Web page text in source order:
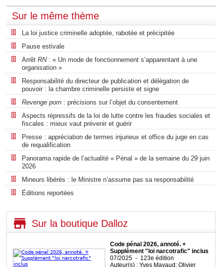
Sur le même thème
La loi justice criminelle adoptée, rabotée et précipitée
Pause estivale
Arrêt RN: « Un mode de fonctionnement s’apparentant à une
organisation »
Responsabilité du directeur de publication et délégation de
pouvoir : la chambre criminelle persiste et signe
Revenge porn : précisions sur l’objet du consentement
Aspects répressifs de la loi de lutte contre les fraudes sociales et
fiscales : mieux vaut prévenir et guérir
Presse : appréciation de termes injurieux et office du juge en cas
de requalification
Panorama rapide de l’actualité « Pénal » de la semaine du 29 juin
2026
Mineurs libérés : le Ministre n’assume pas sa responsabilité
Éditions reportées
Sur la boutique Dalloz
Code pénal 2026, annoté. +
Supplément "loi narcotrafic" inclus
07/2025 - 123e édition
Auteur(s) : Yves Mayaud; Olivier